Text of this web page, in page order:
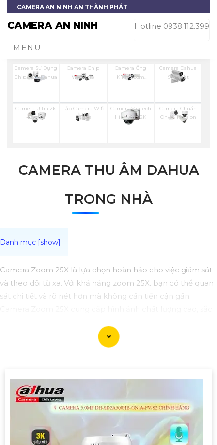
CAMERA AN NINH AN THÀNH PHÁT
CAMERA AN NINH Hotline 0938.112.399
MENU
Camera Sử Dụng
Chip Sony Dahua
Camera Chip
Wizsense
Camera Ống
Kính Zoom
Camera Dahua
Starlight
Camera Ultra 2k
Dahua
Lắp Camera Wifi
Dahua
Camera Vantech
Hình Ảnh 2K
Camera Chuẩn
Onvif Hikvision
CAMERA THU ÂM DAHUA
TRONG NHÀ
Camera Zoom 25X là lựa chọn hoàn hảo cho việc giám sát
và theo dõi từ xa. Với khả năng zoom 25X, bạn có thể quan
sát chi tiết và rõ nét hơn mà không cần tiến cận gần.
được tích hợp đem lại lợi ích cho bạn theo dõi những vị trí
xa một cách dễ dàng và chính xác.
toàn bộ không gian một cách hoàn toàn tự động.
Với tính năng cảm biến chuyển động và cảnh báo thông
minh, Camera Zoom 25X giúp bạn nhận biết và phát hiện
sự cố sớm, từ đó bảo vệ an ninh cho ngôi nhà hoặc doanh
nghiệp của bạn.